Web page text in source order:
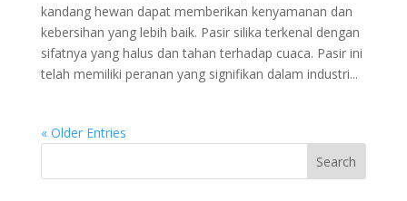
kandang hewan dapat memberikan kenyamanan dan
kebersihan yang lebih baik. Pasir silika terkenal dengan
sifatnya yang halus dan tahan terhadap cuaca. Pasir ini
telah memiliki peranan yang signifikan dalam industri...
« Older Entries
Search